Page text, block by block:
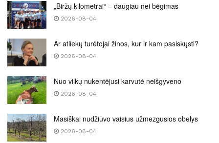
„Biržų kilometrai“ – daugiau nei bėgimas
2026-08-04
Ar atliekų turėtojai žinos, kur ir kam pasiskųsti?
2026-08-04
Nuo vilkų nukentėjusi karvutė neišgyveno
2026-08-04
Masiškai nudžiūvo vaisius užmezgusios obelys
2026-08-04